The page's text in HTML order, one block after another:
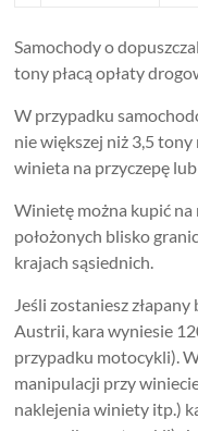
Samochody o
tony płacą opłaty
W przypadku
nie większej niż 3,5
winieta na przyczepę lub
Winietę można kupić
położonych blisko
krajach sąsiednich.
Jeśli zostaniesz
Austrii, kara wyniesie
przypadku motocykli).
manipulacji przy
naklejenia winiety itp.)